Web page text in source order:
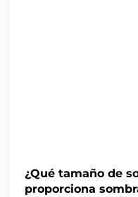
¿Qué tamaño de
proporciona